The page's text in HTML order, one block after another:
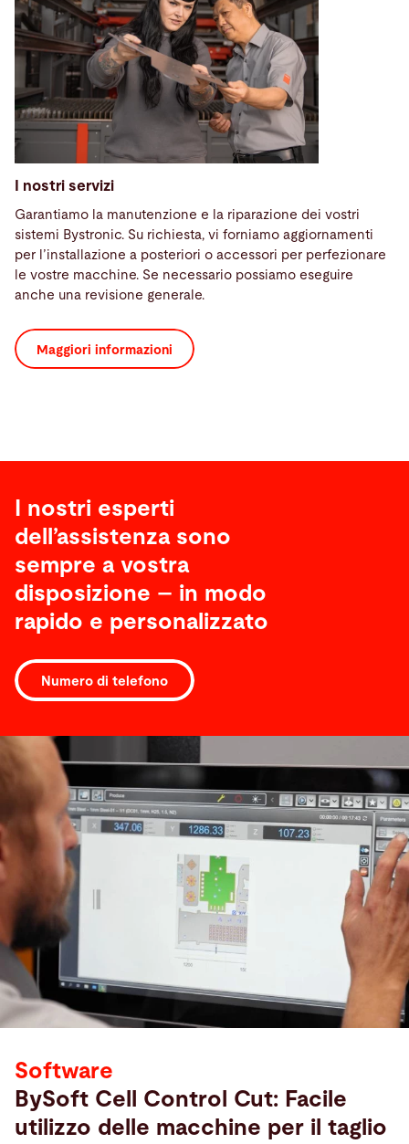
I nostri servizi
Garantiamo la manutenzione e la riparazione dei vostri
sistemi Bystronic. Su richiesta, vi forniamo aggiornamenti
per l’installazione a posteriori o accessori per perfezionare
le vostre macchine. Se necessario possiamo eseguire
anche una revisione generale.
Maggiori informazioni
I nostri esperti
dell’assistenza sono
sempre a vostra
disposizione – in modo
rapido e personalizzato
Numero di telefono
Software
Software
BySoft Cell Control Cut: Facile
utilizzo delle macchine per il taglio